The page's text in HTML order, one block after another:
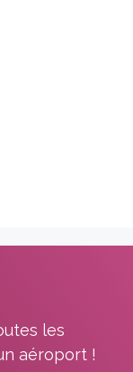
les
aéroport !